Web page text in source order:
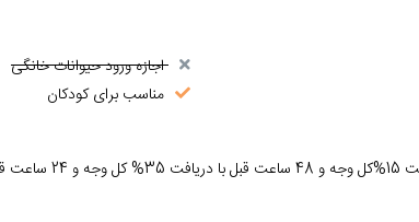
اجازه ورود حیوانات خانگی
مناسب برای کودکان